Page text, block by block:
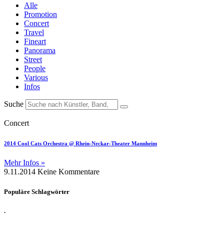
Alle
Promotion
Concert
Travel
Fineart
Panorama
Street
People
Various
Infos
Suche
Concert
2014 Cool Cats Orchestra @ Rhein-Neckar-Theater Mannheim
Mehr Infos »
9.11.2014 Keine Kommentare
Populäre Schlagwörter
.